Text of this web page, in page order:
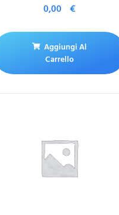
0,00 €
Aggiungi Al
Carrello